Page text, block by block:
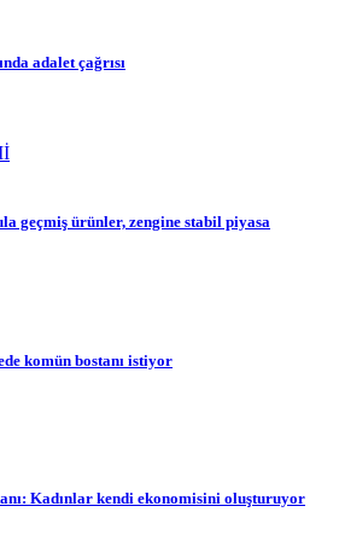
adalet çağrısı
geçmiş ürünler, zengine stabil piyasa
komün bostanı istiyor
Kadınlar kendi ekonomisini oluşturuyor